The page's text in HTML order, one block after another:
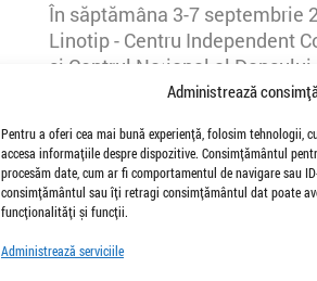
Administrează
Pentru a oferi cea mai bună experiență, folosim tehnologii,
accesa informațiile despre dispozitive. Consimțământul
procesăm date, cum ar fi comportamentul de navigare sau
consimțământul sau îți retragi consimțământul dat poate
funcționalități și funcții.
Administrează serviciile
În săptămâna 3-7 septembrie
Linotip - Centru Independent
și Centrul Național al Dansului
26 afisari | 0 comentarii